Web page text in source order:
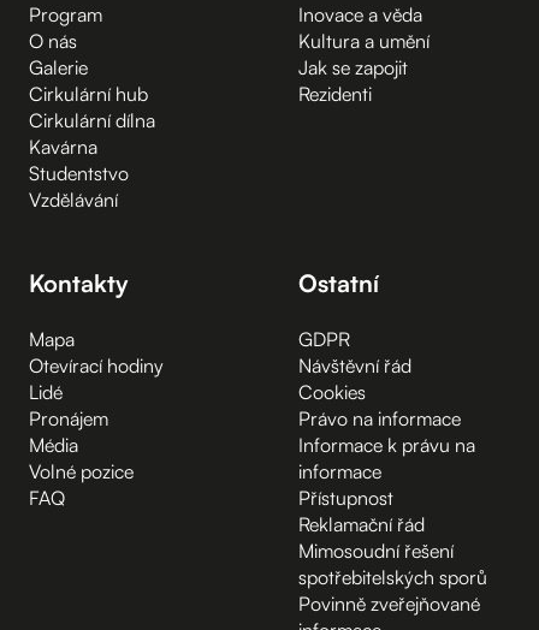
Program
O nás
Galerie
Cirkulární hub
Cirkulární dílna
Kavárna
Studentstvo
Vzdělávání
Inovace a věda
Kultura a umění
Jak se zapojit
Rezidenti
Kontakty
Mapa
Otevírací hodiny
Lidé
Pronájem
Média
Volné pozice
FAQ
Ostatní
GDPR
Návštěvní řád
Cookies
Právo na informace
Informace k právu na
informace
Přístupnost
Reklamační řád
Mimosoudní řešení
spotřebitelských sporů
Povinně zveřejňované